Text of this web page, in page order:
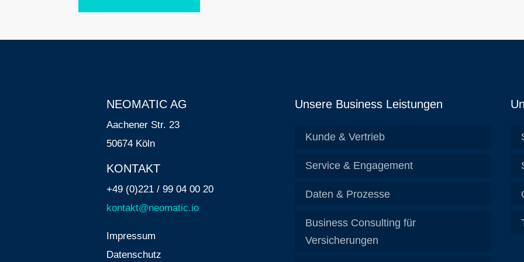
NEOMATIC AG
Aachener Str. 23
50674 Köln
KONTAKT
+49 (0)221 / 99 04 00 20
kontakt@neomatic.io
Impressum
Datenschutz
Unsere Business Leistungen
Kunde & Vertrieb
Service & Engagement
Daten & Prozesse
Business Consulting für
Versicherungen